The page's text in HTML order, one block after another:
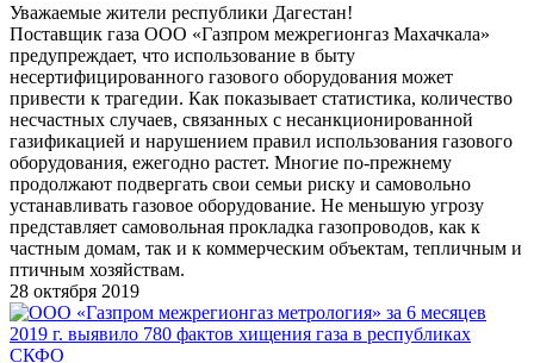
Уважаемые жители республики Дагестан!
Поставщик газа ООО «Газпром межрегионгаз Махачкала»
предупреждает, что использование в быту
несертифицированного газового оборудования может
привести к трагедии. Как показывает статистика, количество
несчастных случаев, связанных с несанкционированной
газификацией и нарушением правил использования газового
оборудования, ежегодно растет. Многие по-прежнему
продолжают подвергать свои семьи риску и самовольно
устанавливать газовое оборудование. Не меньшую угрозу
представляет самовольная прокладка газопроводов, как к
частным домам, так и к коммерческим объектам, тепличным и
птичным хозяйствам.
28 октября 2019